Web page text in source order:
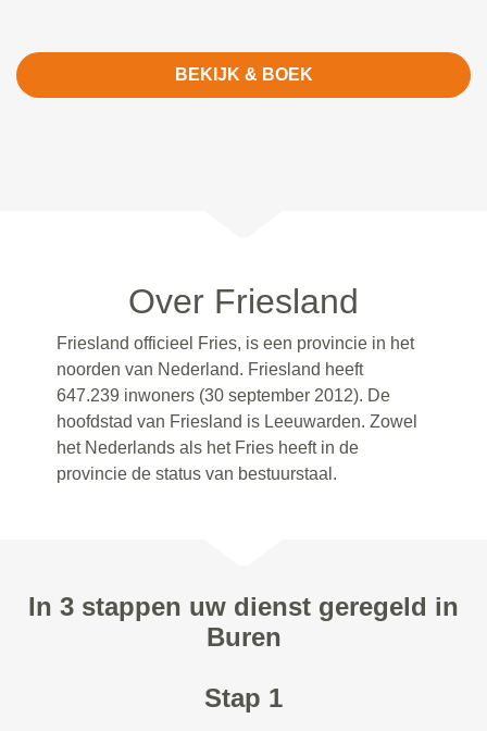
BEKIJK & BOEK
Over Friesland
Friesland officieel Fries, is een provincie in het
noorden van Nederland. Friesland heeft
647.239 inwoners (30 september 2012). De
hoofdstad van Friesland is Leeuwarden. Zowel
het Nederlands als het Fries heeft in de
provincie de status van bestuurstaal.
In 3 stappen uw dienst geregeld in
Buren
Stap 1